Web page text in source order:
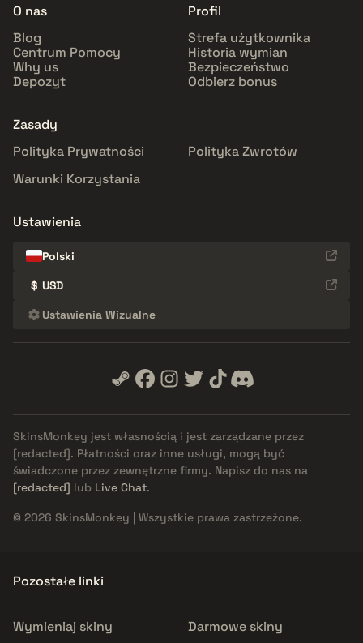
O nas
Blog
Centrum Pomocy
Why us
Depozyt
Profil
Strefa użytkownika
Historia wymian
Bezpieczeństwo
Odbierz bonus
Zasady
Polityka Prywatności
Polityka Zwrotów
Warunki Korzystania
Ustawienia
Polski
$ USD
Ustawienia Wizualne
SkinsMonkey jest własnością i jest zarządzane przez
[redacted]. Płatności oraz inne usługi, mogą być
świadczone przez zewnętrzne firmy. Napisz do nas na
[redacted] lub Live Chat.
© 2026 SkinsMonkey | Wszystkie prawa zastrzeżone.
Pozostałe linki
Wymieniaj skiny
Darmowe skiny